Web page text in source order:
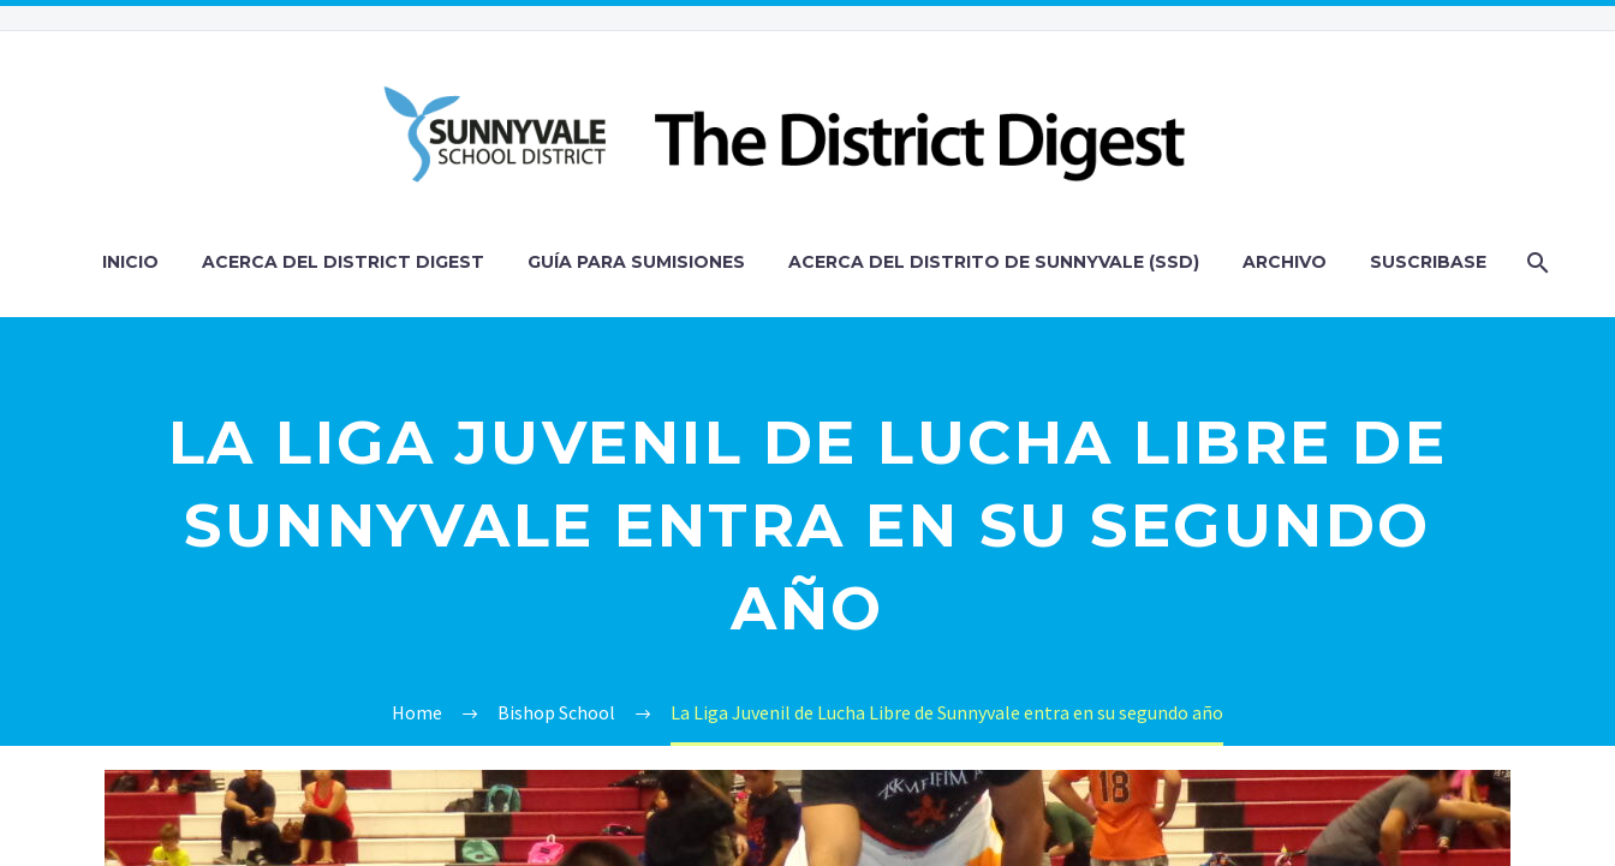
INICIO ACERCA DEL DISTRICT DIGEST GUÍA PARA SUMISIONES ACERCA DEL DISTRITO DE SUNNYVALE (SSD) ARCHIVO SUSCRIBASE
LA LIGA JUVENIL DE LUCHA LIBRE DE
SUNNYVALE ENTRA EN SU SEGUNDO
AÑO
Home Bishop School La Liga Juvenil de Lucha Libre de Sunnyvale entra en su segundo año